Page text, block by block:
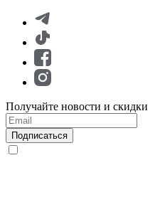
Получайте новости и скидки
Подписаться